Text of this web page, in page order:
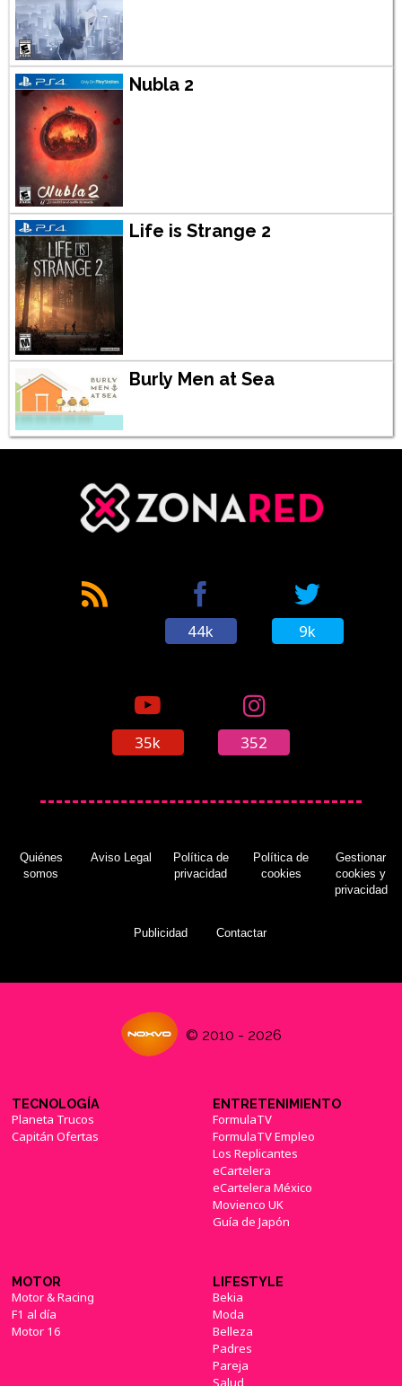
Nubla 2
Life is Strange 2
Burly Men at Sea
44k 9k
35k 352
Quiénes
somos
Aviso Legal
Política de
privacidad
Política de
cookies
Gestionar
cookies y
privacidad
Publicidad Contactar
© 2010 - 2026
TECNOLOGÍA
Planeta Trucos
Capitán Ofertas
ENTRETENIMIENTO
FormulaTV
FormulaTV Empleo
Los Replicantes
eCartelera
eCartelera México
Movienco UK
Guía de Japón
MOTOR
Motor & Racing
F1 al día
Motor 16
LIFESTYLE
Bekia
Moda
Belleza
Padres
Pareja
Salud